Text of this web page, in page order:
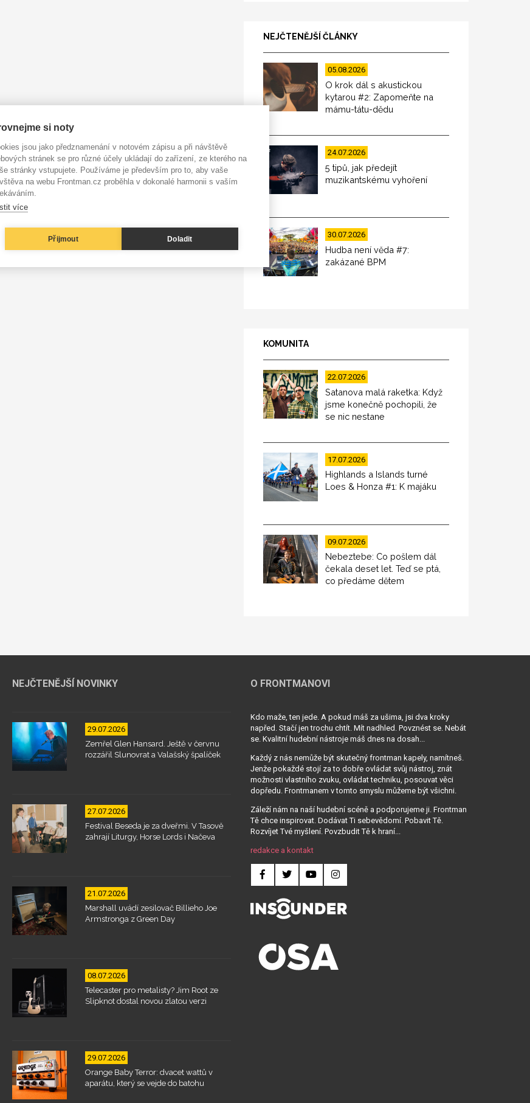
NEJČTENĚJŠÍ ČLÁNKY
05.08.2026
O krok dál s akustickou
kytarou #2: Zapomeňte na
mámu-tátu-dědu
24.07.2026
5 tipů, jak předejít
muzikantskému vyhoření
30.07.2026
Hudba není věda #7:
zakázané BPM
KOMUNITA
22.07.2026
Satanova malá raketka: Když
jsme konečně pochopili, že
se nic nestane
17.07.2026
Highlands a Islands turné
Loes & Honza #1: K majáku
09.07.2026
Nebeztebe: Co pošlem dál
čekala deset let. Teď se ptá,
co předáme dětem
NEJČTENĚJŠÍ NOVINKY
29.07.2026
Zemřel Glen Hansard. Ještě v červnu
rozzářil Slunovrat a Valašský špalíček
27.07.2026
Festival Beseda je za dveřmi. V Tasově
zahrají Liturgy, Horse Lords i Načeva
21.07.2026
Marshall uvádí zesilovač Billieho Joe
Armstronga z Green Day
08.07.2026
Telecaster pro metalisty? Jim Root ze
Slipknot dostal novou zlatou verzi
29.07.2026
Orange Baby Terror: dvacet wattů v
aparátu, který se vejde do batohu
O FRONTMANOVI
Kdo maže, ten jede. A pokud máš za ušima, jsi dva kroky
napřed. Stačí jen trochu chtít. Mít nadhled. Povznést se. Nebát
se. Kvalitní hudební nástroje máš dnes na dosah...
Každý z nás nemůže být skutečný frontman kapely, namítneš.
Jenže pokaždé stojí za to dobře ovládat svůj nástroj, znát
možnosti vlastního zvuku, ovládat techniku, posouvat věci
dopředu. Frontmanem v tomto smyslu můžeme být všichni.
Záleží nám na naší hudební scéně a podporujeme ji. Frontman
Tě chce inspirovat. Dodávat Ti sebevědomí. Pobavit Tě.
Rozvíjet Tvé myšlení. Povzbudit Tě k hraní...
redakce a kontakt
si noty
jsou jako předznamenání v notovém zápisu a při návštěvě
stránek se pro různé účely ukládají do zařízení, ze kterého na
stránky vstupujete. Používáme je především pro to, aby vaše
na webu Frontman.cz proběhla v dokonalé harmonii s vaším
více
Přijmout Doladit